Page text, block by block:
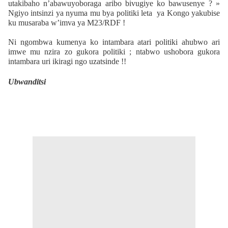
utakibaho n’abawuyoboraga aribo bivugiye ko bawusenye ? »
Ngiyo intsinzi ya nyuma mu bya politiki leta ya Kongo yakubise
ku musaraba w’imva ya M23/RDF !
Ni ngombwa kumenya ko intambara atari politiki ahubwo ari
imwe mu nzira zo gukora politiki ; ntabwo ushobora gukora
intambara uri ikiragi ngo uzatsinde !!
Ubwanditsi